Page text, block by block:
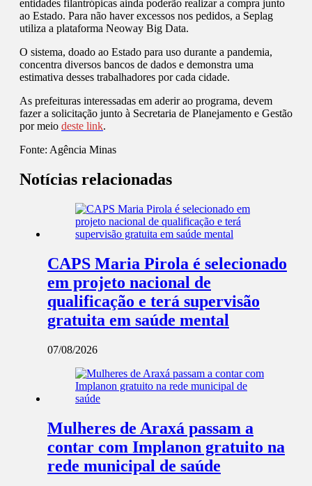
entidades filantrópicas ainda poderão realizar a compra junto
ao Estado. Para não haver excessos nos pedidos, a Seplag
utiliza a plataforma Neoway Big Data.
O sistema, doado ao Estado para uso durante a pandemia,
concentra diversos bancos de dados e demonstra uma
estimativa desses trabalhadores por cada cidade.
As prefeituras interessadas em aderir ao programa, devem
fazer a solicitação junto à Secretaria de Planejamento e Gestão
por meio deste link.
Fonte: Agência Minas
Notícias relacionadas
CAPS Maria Pirola é selecionado
em projeto nacional de
qualificação e terá supervisão
gratuita em saúde mental
07/08/2026
Mulheres de Araxá passam a
contar com Implanon gratuito na
rede municipal de saúde